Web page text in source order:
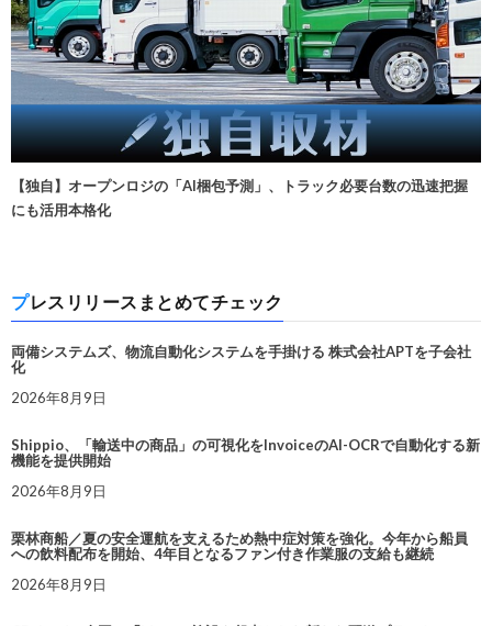
【独自】オープンロジの「AI梱包予測」、トラック必要台数の迅速把握
にも活用本格化
プレスリリースまとめてチェック
両備システムズ、物流自動化システムを手掛ける 株式会社APTを子会社
化
2026年8月9日
Shippio、「輸送中の商品」の可視化をInvoiceのAI-OCRで自動化する新
機能を提供開始
2026年8月9日
栗林商船／夏の安全運航を支えるため熱中症対策を強化。今年から船員
への飲料配布を開始、4年目となるファン付き作業服の支給も継続
2026年8月9日